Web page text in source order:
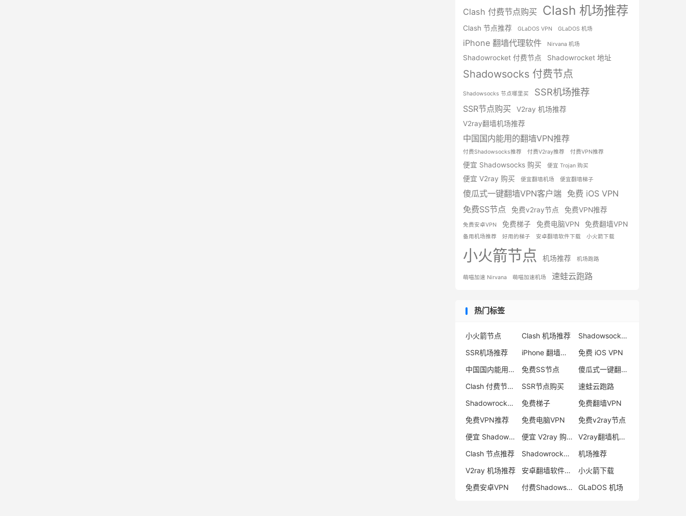
Clash 付费节点购买 Clash 机场推荐
Clash 节点推荐 GLaDOS VPN GLaDOS 机场
iPhone 翻墙代理软件 Nirvana 机场
Shadowrocket 付费节点 Shadowrocket 地址
Shadowsocks 付费节点
Shadowsocks 节点哪里买 SSR机场推荐
SSR节点购买
V2ray 机场推荐
V2ray翻墙机场推荐
中国国内能用的翻墙VPN推荐
付费Shadowsocks推荐 付费V2ray推荐 付费VPN推荐
便宜 Shadowsocks 购买 便宜 Trojan 购买
便宜 V2ray 购买 便宜翻墙机场 便宜翻墙梯子
傻瓜式一键翻墙VPN客户端 免费 iOS VPN
免费SS节点
免费v2ray节点 免费VPN推荐
免费安卓VPN 免费梯子 免费电脑VPN 免费翻墙VPN
备用机场推荐 好用的梯子 安卓翻墙软件下载 小火箭下载
小火箭节点 机场推荐 机场跑路
萌喵加速 Nirvana 萌喵加速机场 速蛙云跑路
热门标签
小火箭节点 Clash 机场推荐
Shadowsocks 付费节点
SSR机场推荐
iPhone 翻墙代理软件
免费 iOS VPN
中国国内能用的翻墙VPN推荐
免费SS节点
傻瓜式一键翻墙VPN客户端
Clash 付费节点购买
SSR节点购买
速蛙云跑路
Shadowrocket 地址
免费梯子
免费翻墙VPN
免费VPN推荐
免费电脑VPN
免费v2ray节点
便宜 Shadowsocks 购买
便宜 V2ray 购买
V2ray翻墙机场推荐
Clash 节点推荐
Shadowrocket 付费节点
机场推荐
V2ray 机场推荐
安卓翻墙软件下载
小火箭下载
免费安卓VPN
付费Shadowsocks推荐 GLaDOS 机场